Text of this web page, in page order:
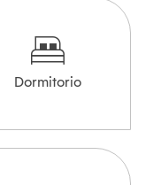
Dormitorio